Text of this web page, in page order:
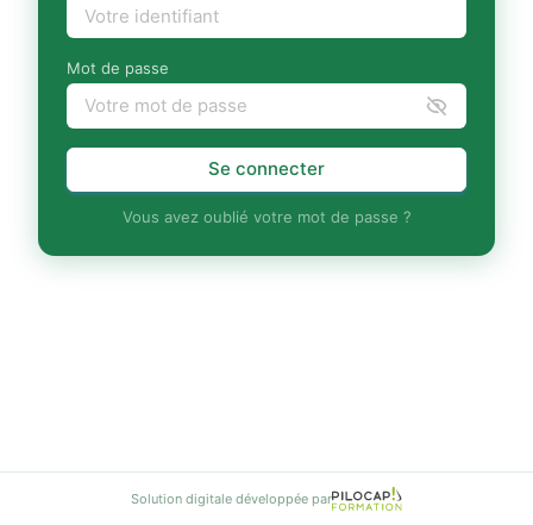
Mot de passe
Se connecter
Vous avez oublié votre mot de passe ?
Solution digitale développée par